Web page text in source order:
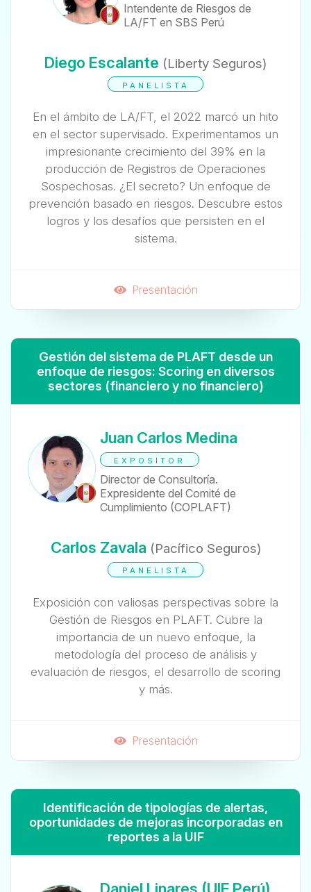
Intendente de Riesgos de
LA/FT en SBS Perú
Diego Escalante (Liberty Seguros)
PANELISTA
En el ámbito de LA/FT, el 2022 marcó un hito
en el sector supervisado. Experimentamos un
impresionante crecimiento del 39% en la
producción de Registros de Operaciones
Sospechosas. ¿El secreto? Un enfoque de
prevención basado en riesgos. Descubre estos
logros y los desafíos que persisten en el
sistema.
Presentación
Gestión del sistema de PLAFT desde un
enfoque de riesgos: Scoring en diversos
sectores (financiero y no financiero)
Juan Carlos Medina
EXPOSITOR
Director de Consultoría.
Expresidente del Comité de
Cumplimiento (COPLAFT)
Carlos Zavala (Pacífico Seguros)
PANELISTA
Exposición con valiosas perspectivas sobre la
Gestión de Riesgos en PLAFT. Cubre la
importancia de un nuevo enfoque, la
metodología del proceso de análisis y
evaluación de riesgos, el desarrollo de scoring
y más.
Presentación
Identificación de tipologías de alertas,
oportunidades de mejoras incorporadas en
reportes a la UIF
Daniel Linares (UIF Perú)